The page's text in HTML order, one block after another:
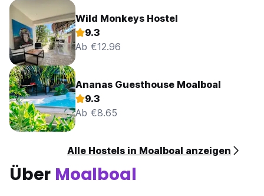
Wild Monkeys Hostel
9.3
Ab €12.96
Ananas Guesthouse Moalboal
9.3
Ab €8.65
Alle Hostels in Moalboal anzeigen
Über Moalboal